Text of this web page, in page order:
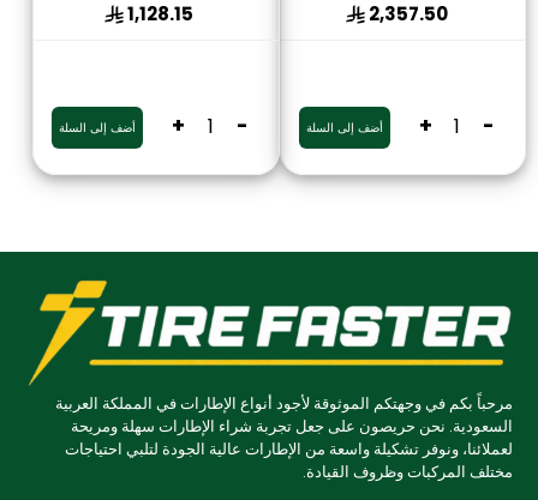
2,357.50
-
+ أضف إلى السلة
1,128.15
-
+ أضف إلى السلة
مرحباً بكم في وجهتكم الموثوقة لأجود أنواع الإطارات في المملكة العربية
السعودية. نحن حريصون على جعل تجربة شراء الإطارات سهلة ومريحة
لعملائنا، ونوفر تشكيلة واسعة من الإطارات عالية الجودة لتلبي احتياجات
مختلف المركبات وظروف القيادة.